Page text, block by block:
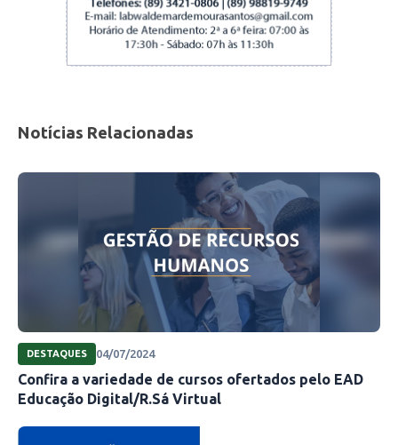
Notícias Relacionadas
DESTAQUES 04/07/2024
Confira a variedade de cursos ofertados pelo EAD
Educação Digital/R.Sá Virtual